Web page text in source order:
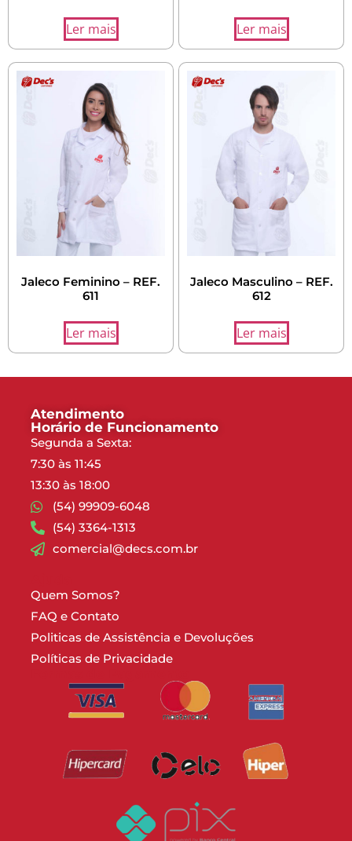
Ler mais Ler mais
Jaleco Feminino – REF.
611
Ler mais
Jaleco Masculino – REF.
612
Ler mais
Atendimento
Horário de Funcionamento
Segunda a Sexta:
7:30 às 11:45
13:30 às 18:00
(54) 99909-6048
(54) 3364-1313
comercial@decs.com.br
Quem Somos?
FAQ e Contato
Politicas de Assistência e Devoluções
Políticas de Privacidade